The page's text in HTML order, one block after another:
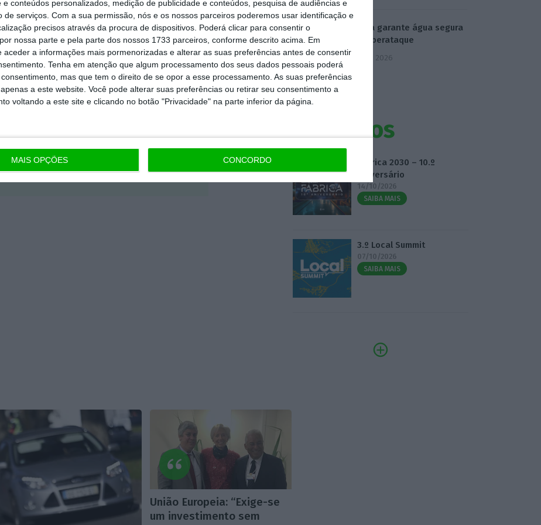
e conteúdos personalizados, medição de publicidade e conteúdos, pesquisa de audiências e
de serviços. Com a sua permissão, nós e os nossos parceiros poderemos usar identificação e
precisos através da procura de dispositivos. Poderá clicar para consentir o
nossa parte e pela parte dos nossos 1733 parceiros, conforme descrito acima. Em
aceder a informações mais pormenorizadas e alterar as suas preferências antes de consentir
Tenha em atenção que algum processamento dos seus dados pessoais poderá
mas que tem o direito de se opor a esse processamento. As suas preferências
a este website. Você pode alterar suas preferências ou retirar seu consentimento a
voltando a este site e clicando no botão "Privacidade" na parte inferior da página.
MAIS OPÇÕES CONCORDO
Premium e tenha acesso a notícias
às reportagens e especiais que
de apoiar o ECO e os seus
é o jornalismo independente,
Assine já
todos os planos
Ministra garante água segura
após ciberataque
7 Agosto 2026
Eventos
Fábrica 2030 – 10.º
Aniversário
14/10/2026
SAIBA MAIS
3.º Local Summit
07/10/2026
SAIBA MAIS
União Europeia: “Exige-se
um investimento sem